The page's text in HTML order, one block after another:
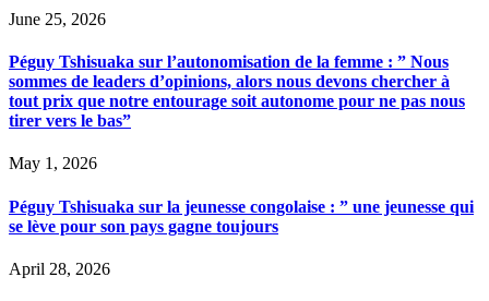
June 25, 2026
Péguy Tshisuaka sur l’autonomisation de la femme : ” Nous
sommes de leaders d’opinions, alors nous devons chercher à
tout prix que notre entourage soit autonome pour ne pas nous
tirer vers le bas”
May 1, 2026
Péguy Tshisuaka sur la jeunesse congolaise : ” une jeunesse qui
se lève pour son pays gagne toujours
April 28, 2026